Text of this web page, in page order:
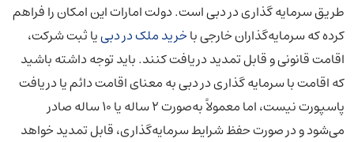
طریق سرمایه گذاری در دبی است. دولت امارات این امکان را فراهم
کرده که سرمایه‌گذاران خارجی باخرید ملک در دبییا ثبت شرکت،
اقامت قانونی و قابل تمدید دریافت کنند. باید توجه داشته باشید
که اقامت با سرمایه گذاری در دبی به معنای اقامت دائم یا دریافت
پاسپورت نیست، اما معمولاً به‌صورت ۲ ساله یا ۱۰ ساله صادر
می‌شود و در صورت حفظ شرایط سرمایه‌گذاری، قابل تمدید خواهد